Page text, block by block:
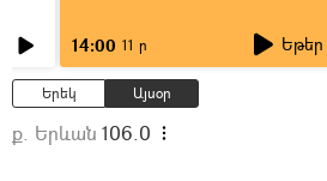
14:00 11 ր Եթեր
Երեկ Այսօր
ք. Երևան 106.0